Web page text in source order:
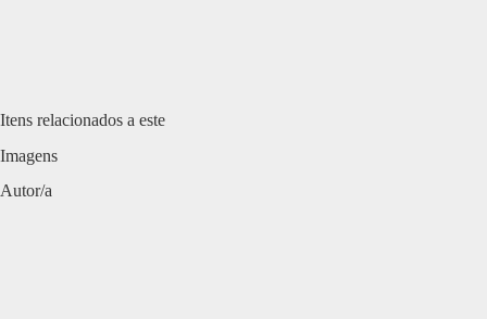
Itens relacionados a este
Imagens
Autor/a